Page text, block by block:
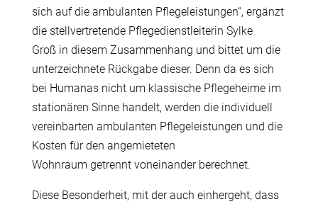
sich auf die ambulanten Pflegeleistungen“, ergänzt
die stellvertretende Pflegedienstleiterin Sylke
Großin diesem Zusammenhang und bittet um die
unterzeichnete Rückgabe dieser. Denn da es sich
bei Humanas nicht um klassische Pflegeheime im
stationären Sinne handelt, werden die individuell
vereinbarten ambulanten Pflegeleistungen und die
Kosten für den angemieteten
Wohnraum getrennt voneinander berechnet.
Diese Besonderheit, mit der auch einhergeht, dass